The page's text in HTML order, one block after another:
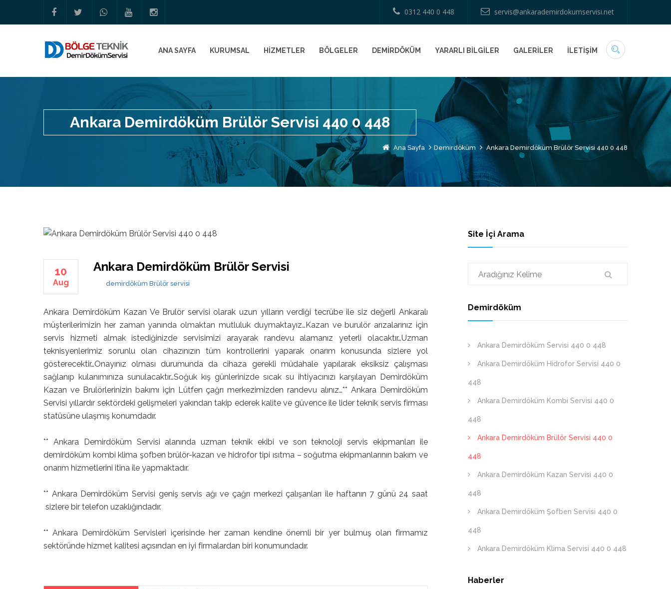
0312 440 0 448 servis@ankarademirdokumservisi.net
ANA SAYFA KURUMSAL HİZMETLER BÖLGELER DEMİRDÖKÜM YARARLI BİLGİLER GALERİLER İLETİŞİM
Ankara Demirdöküm Brülör Servisi 440 0 448
Ana Sayfa Demirdöküm Ankara Demirdöküm Brülör Servisi 440 0 448
10
Aug
Ankara Demirdöküm Brülör Servisi
demirdöküm Brülör servisi
Ankara Demirdöküm Kazan Ve Brulör servisi olarak uzun yılların verdiği tecrübe ile siz değerli Ankaralı
müşterilerimizin her zaman yanında olmaktan mutluluk duymaktayız…Kazan ve burulör arızalarınız için
servis hizmeti almak istediğinizde servisimizi arayarak randevu alamanız yeterli olacaktır…Uzman
teknisyenlerimiz sorunlu olan cihazınızın tüm kontrollerini yaparak onarım konusunda sizlere yol
gösterecektir…Onayınız olması durumunda da cihaza gerekli müdahale yapılarak eksiksiz çalışması
sağlanıp kulanımınıza sunulacaktır…Soğuk kış günlerinizde sıcak su ihtiyacınızı karşılayan Demirdöküm
Kazan ve Brulörlerinizin bakımı için Lütfen çağrı merkezimizden randevu alınız…** Ankara Demirdöküm
Servisi yıllardır sektördeki gelişmeleri yakından takip ederek kalite ve güvence ile lider teknik servis firması
statüsüne ulaşmış konumdadır.
** Ankara Demirdöküm Servisi alanında uzman teknik ekibi ve son teknoloji servis ekipmanları ile
demirdöküm kombi klima şofben brülör-kazan ve hidrofor tipi ısıtma – soğutma ekipmanlarının bakım ve
onarım hizmetlerini itina ile yapmaktadır.
** Ankara Demirdöküm Servisi geniş servis ağı ve çağrı merkezi çalışanları ile haftanın 7 günü 24 saat
sizlere bir telefon uzaklığındadır.
** Ankara Demirdöküm Servisleri içerisinde her zaman kendine önemli bir yer bulmuş olan firmamız
sektöründe hizmet kalitesi açısından en iyi firmalardan biri konumundadır.
Site İçi Arama
Demirdöküm
Ankara Demirdöküm Servisi 440 0 448
Ankara Demirdöküm Hidrofor Servisi 440 0
448
Ankara Demirdöküm Kombi Servisi 440 0
448
Ankara Demirdöküm Brülör Servisi 440 0
448
Ankara Demirdöküm Kazan Servisi 440 0
448
Ankara Demirdöküm Şofben Servisi 440 0
448
Ankara Demirdöküm Klima Servisi 440 0 448
Haberler